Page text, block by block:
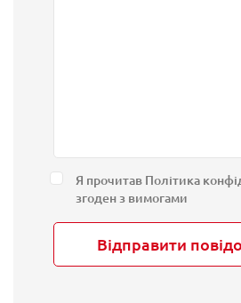
Я прочитав Політика
згоден з вимогами
Відправити